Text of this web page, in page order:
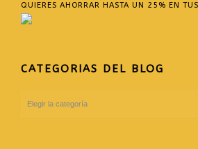
QUIERES AHORRAR HASTA UN 25% EN
CATEGORIAS DEL BLOG